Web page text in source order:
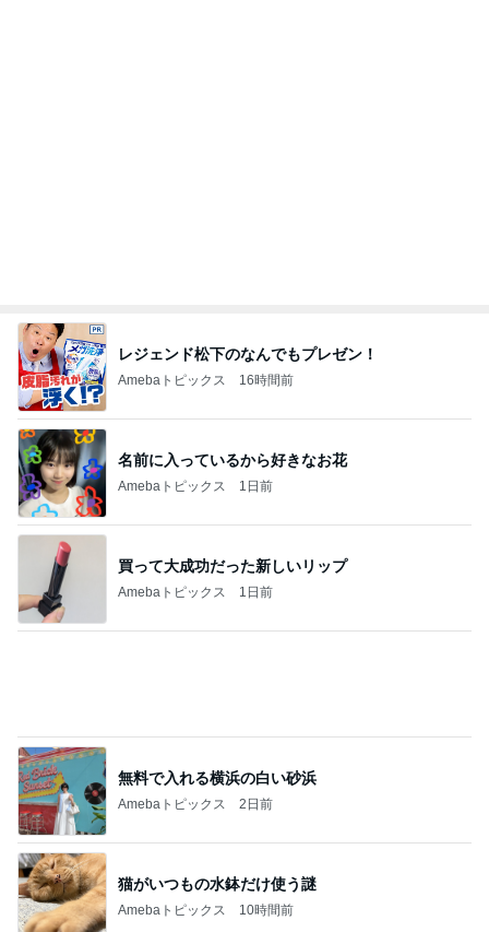
レジェンド松下のなんでもプレゼン！
Amebaトピックス 16時間前
名前に入っているから好きなお花
Amebaトピックス 1日前
買って大成功だった新しいリップ
Amebaトピックス 1日前
無料で入れる横浜の白い砂浜
Amebaトピックス 2日前
猫がいつもの水鉢だけ使う謎
Amebaトピックス 10時間前